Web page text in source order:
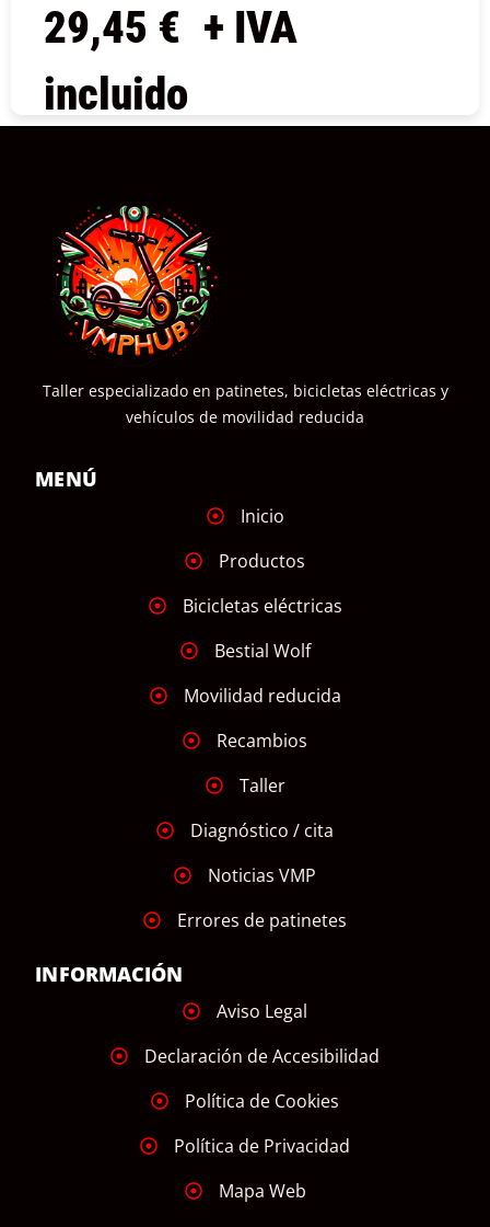
29,45 € + IVA
incluido
Taller especializado en patinetes, bicicletas eléctricas y
vehículos de movilidad reducida
MENÚ
Inicio
Productos
Bicicletas eléctricas
Bestial Wolf
Movilidad reducida
Recambios
Taller
Diagnóstico / cita
Noticias VMP
Errores de patinetes
INFORMACIÓN
Aviso Legal
Declaración de Accesibilidad
Política de Cookies
Política de Privacidad
Mapa Web